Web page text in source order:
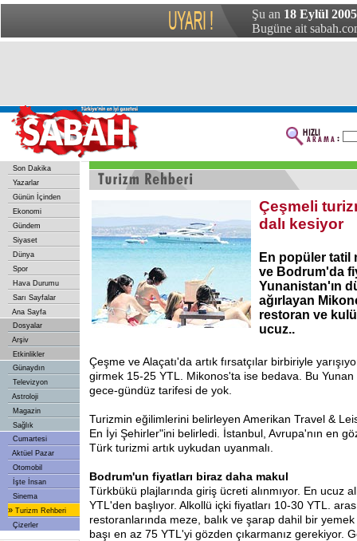
Şu an 18 Eylül
Bugüne ait
Son Dakika
Yazarlar
Günün İçinden
Ekonomi
Gündem
Siyaset
Dünya
Spor
Hava Durumu
Sarı Sayfalar
Ana Sayfa
Dosyalar
Arşiv
Etkinlikler
Günaydın
Televizyon
Astroloji
Magazin
Sağlık
Cumartesi
Aktüel Pazar
Otomobil
İşte İnsan
Sinema
» Turizm Rehberi
Çizerler
Çeşmeli
dalı kesiyor
En popüler tatil
ve Bodrum'da
Yunanistan'ın
ağırlayan
restoran ve
ucuz..
Çeşme ve Alaçatı'da artık fırsatçılar birbiriyle
girmek 15-25 YTL. Mikonos'ta ise bedava. Bu Yunan
gece-gündüz tarifesi de yok.
Turizmin eğilimlerini belirleyen Amerikan Travel &
En İyi Şehirler"ini belirledi. İstanbul, Avrupa'nın en
Türk turizmi artık uykudan uyanmalı.
Bodrum'un fiyatları biraz daha makul
Türkbükü plajlarında giriş ücreti alınmıyor. En ucuz
YTL'den başlıyor. Alkollü içki fiyatları 10-30 YTL.
restoranlarında meze, balık ve şarap dahil bir
başı en az 75 YTL'yi gözden çıkarmanız gerekiyor.